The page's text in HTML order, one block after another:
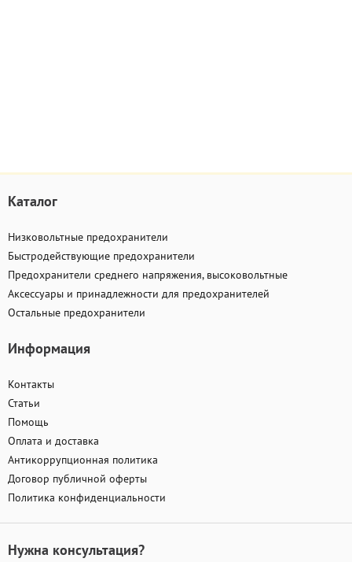
Каталог
Низковольтные предохранители
Быстродействующие предохранители
Предохранители среднего напряжения, высоковольтные
Аксессуары и принадлежности для предохранителей
Остальные предохранители
Информация
Контакты
Статьи
Помощь
Оплата и доставка
Антикоррупционная политика
Договор публичной оферты
Политика конфиденциальности
Нужна консультация?